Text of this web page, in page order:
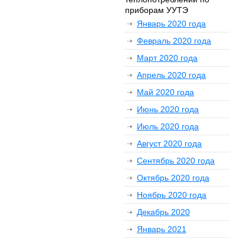
приборам УУТЭ
Январь 2020 года
Февраль 2020 года
Март 2020 года
Апрель 2020 года
Май 2020 года
Июнь 2020 года
Июль 2020 года
Август 2020 года
Сентябрь 2020 года
Октябрь 2020 года
Ноябрь 2020 года
Декабрь 2020
Январь 2021